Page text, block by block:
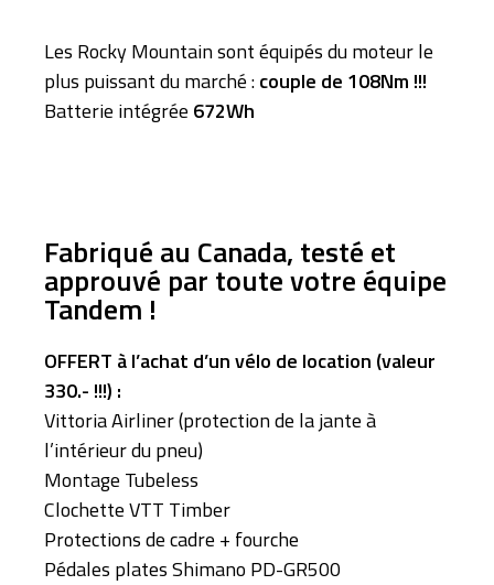
Les Rocky Mountain sont équipés du moteur le
plus puissant du marché :couple de 108Nm !!!
Batterie intégrée 672Wh
Fabriqué au Canada, testé et
approuvé par toute votre équipe
Tandem !
OFFERT à l’achat d’un vélo de location (valeur
330.- !!!) :
Vittoria Airliner (protection de la jante à
l’intérieur du pneu)
Montage Tubeless
Clochette VTT Timber
Protections de cadre + fourche
Pédales plates Shimano PD-GR500